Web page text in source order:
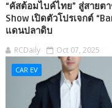
“คัสต้อมไบค์ไทย” สู่สายต
Show เปิดตัวโปรเจกต์
แดนปลาดิบ
RCDaily Oct 07, 2025
CAR EV